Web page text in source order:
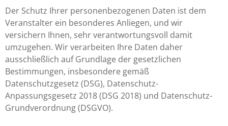
Der Schutz Ihrer personenbezogenen Daten ist dem
Veranstalter ein besonderes Anliegen, und wir
versichern Ihnen, sehr verantwortungsvoll damit
umzugehen. Wir verarbeiten Ihre Daten daher
ausschließlich auf Grundlage der gesetzlichen
Bestimmungen, insbesondere gemäß
Datenschutzgesetz (DSG), Datenschutz-
Anpassungsgesetz 2018 (DSG 2018) und Datenschutz-
Grundverordnung (DSGVO).